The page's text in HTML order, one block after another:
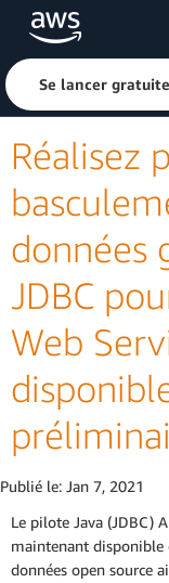
Passer au contenu
Cliquer ici
Se lancer
Réalisez
données
JDBC
Web
Publié le: Jan 7, 2021
Le pilote Java (JDBC)
maintenant disponible
données open source